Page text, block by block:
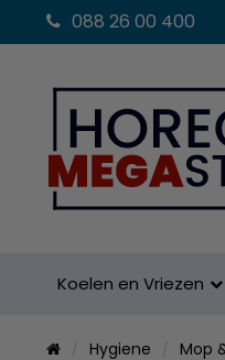
088 26 00 400
Koelen en Vriezen
Hygiene Mop